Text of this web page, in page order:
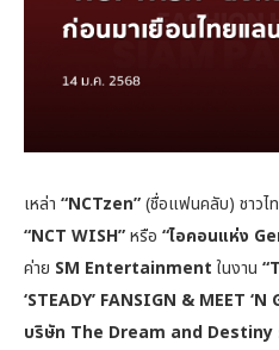
เหล่า “NCTzen”(ชื่อแฟนคลับ) ชาวไ
“NCT WISH”หรือ “ไอคอนแห่ง
ค่าย SM Entertainment ในงาน
‘STEADY’ FANSIGN & MEET ‘N
บริษัท The Dream and Destiny